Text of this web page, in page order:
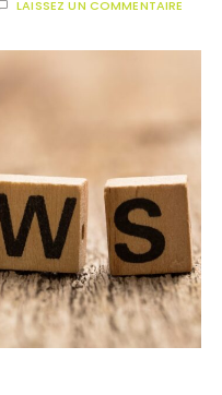
LAISSEZ UN COMMENTAIRE